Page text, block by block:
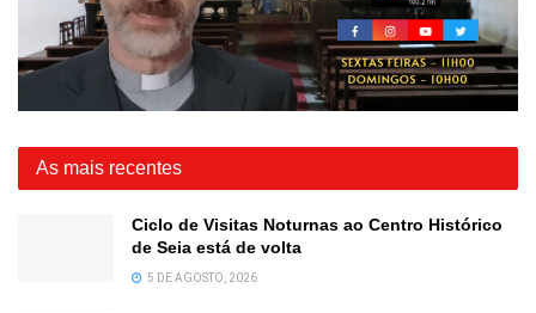
As mais recentes
Ciclo de Visitas Noturnas ao Centro Histórico
de Seia está de volta
5 DE AGOSTO, 2026